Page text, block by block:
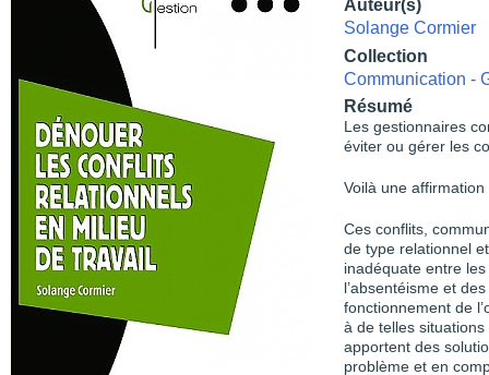
Auteur(s)
Solange Cormier
Collection
Communication -
Résumé
Les gestionnaires
éviter ou gérer les
Voilà une
Ces conflits,
de type relationnel
inadéquate entre
l’absentéisme et
fonctionnement de
à de telles
apportent des
problème et en